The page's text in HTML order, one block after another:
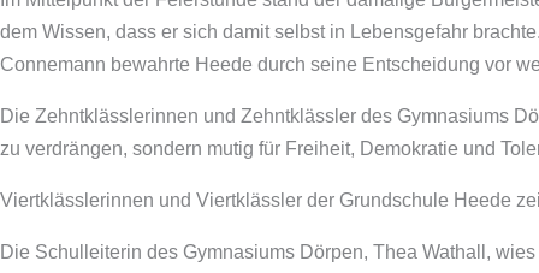
dem Wissen, dass er sich damit selbst in Lebensgefahr
Connemann bewahrte Heede durch seine Entscheidung vor
Die Zehntklässlerinnen und Zehntklässler des Gymnasiums
zu verdrängen, sondern mutig für Freiheit, Demokratie und
Viertklässlerinnen und Viertklässler der Grundschule Heede
Die Schulleiterin des Gymnasiums Dörpen, Thea Wathall,